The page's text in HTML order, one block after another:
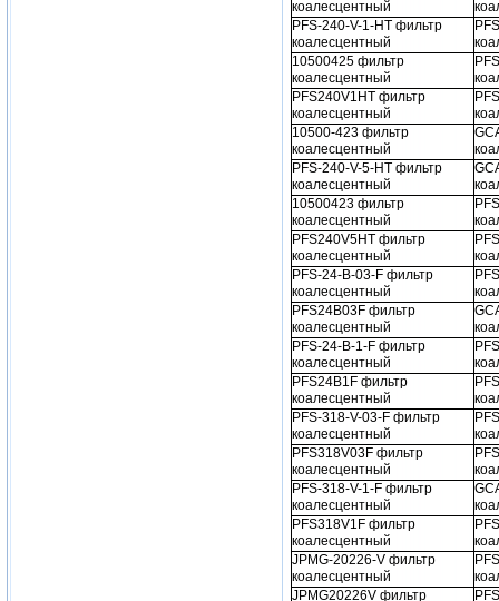
коалесцентный
PFS-240-V-1-HT фильтр
коалесцентный
10500425 фильтр
коалесцентный
PFS240V1HT фильтр
коалесцентный
10500-423 фильтр
коалесцентный
PFS-240-V-5-HT фильтр
коалесцентный
10500423 фильтр
коалесцентный
PFS240V5HT фильтр
коалесцентный
PFS-24-B-03-F фильтр
коалесцентный
PFS24B03F фильтр
коалесцентный
PFS-24-B-1-F фильтр
коалесцентный
PFS24B1F фильтр
коалесцентный
PFS-318-V-03-F фильтр
коалесцентный
PFS318V03F фильтр
коалесцентный
PFS-318-V-1-F фильтр
коалесцентный
PFS318V1F фильтр
коалесцентный
JPMG-20226-V фильтр
коалесцентный
JPMG20226V фильтр